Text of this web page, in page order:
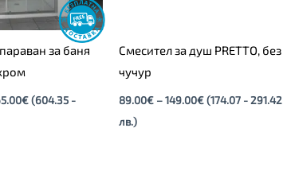
за баня
€ (604.35 -
Смесител за душ PRETTO, без
чучур
89.00€ –149.00€(174.07 - 291.42
лв.)